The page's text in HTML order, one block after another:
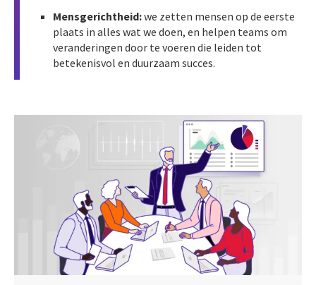
Mensgerichtheid:we zetten mensen op de eerste
plaats in alles wat we doen, en helpen teams om
veranderingen door te voeren die leiden tot
betekenisvol en duurzaam succes.